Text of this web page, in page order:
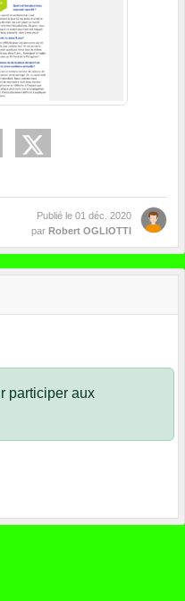
Publié le 01 déc. 2020
par Robert OGLIOTTI
participer aux